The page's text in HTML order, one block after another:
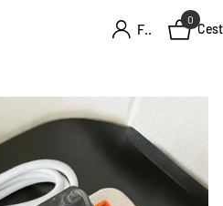
Firme en el registro
0